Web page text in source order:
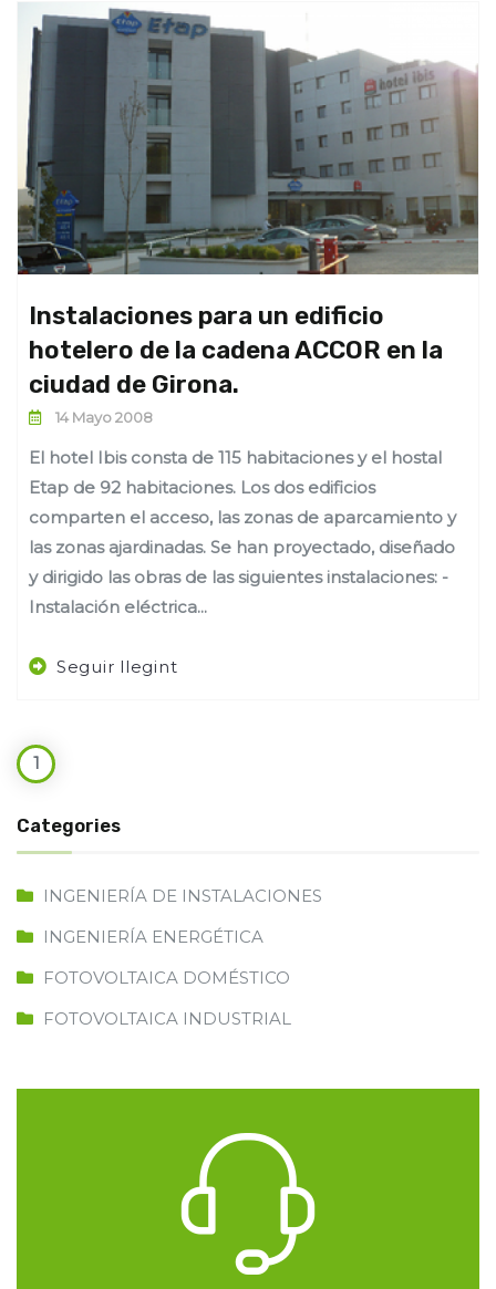
Instalaciones para un edificio
hotelero de la cadena ACCOR en la
ciudad de Girona.
14 Mayo 2008
El hotel Ibis consta de 115 habitaciones y el hostal
Etap de 92 habitaciones. Los dos edificios
comparten el acceso, las zonas de aparcamiento y
las zonas ajardinadas. Se han proyectado, diseñado
y dirigido las obras de las siguientes instalaciones: -
Instalación eléctrica...
Seguir llegint
1
Categories
INGENIERÍA DE INSTALACIONES
INGENIERÍA ENERGÉTICA
FOTOVOLTAICA DOMÉSTICO
FOTOVOLTAICA INDUSTRIAL